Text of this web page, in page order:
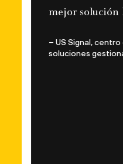
holística.”
centro de datos y
gestionadas en la nube